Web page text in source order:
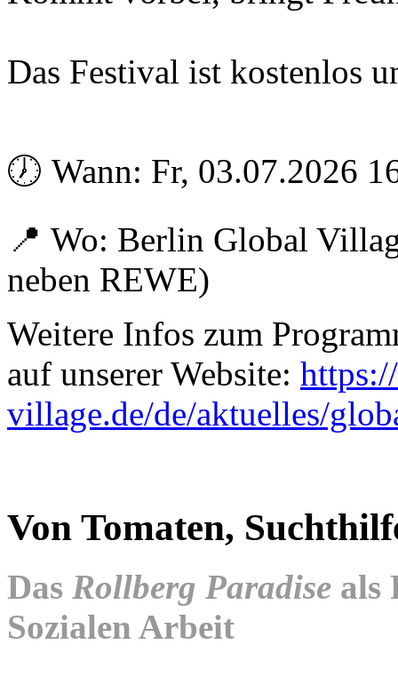
Das Festival ist kostenlos
🕖 Wann: Fr, 03.07.2026
📍 Wo: Berlin Global
neben REWE)
Weitere Infos zum
auf unserer Website:
village.de/de/aktuelles/
Von Tomaten,
Das Rollberg Paradise als
Sozialen Arbeit